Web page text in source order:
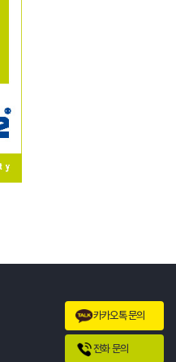
카카오톡 문의
전화 문의